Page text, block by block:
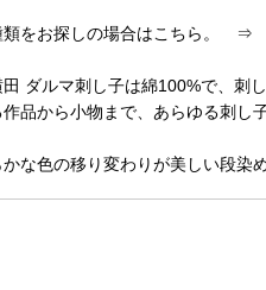
類をお探しの場合はこちら。 ⇒
ダルマ刺し子は綿100%で、刺
品から小物まで、あらゆる刺し
な色の移り変わりが美しい段染